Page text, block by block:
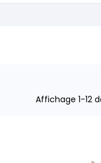
Affichage 1-12